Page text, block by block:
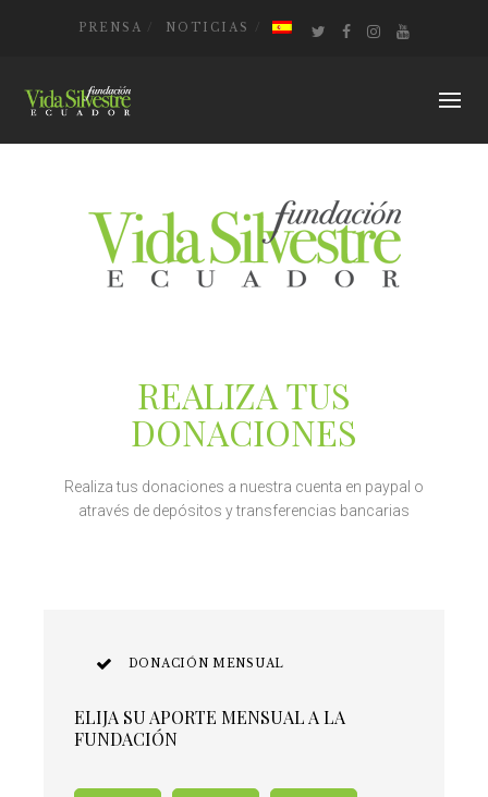
PRENSA NOTICIAS
REALIZA TUS
DONACIONES
Realiza tus donaciones a nuestra cuenta en paypal o
através de depósitos y transferencias bancarias
DONACIÓN MENSUAL
ELIJA SU APORTE MENSUAL A LA
FUNDACIÓN